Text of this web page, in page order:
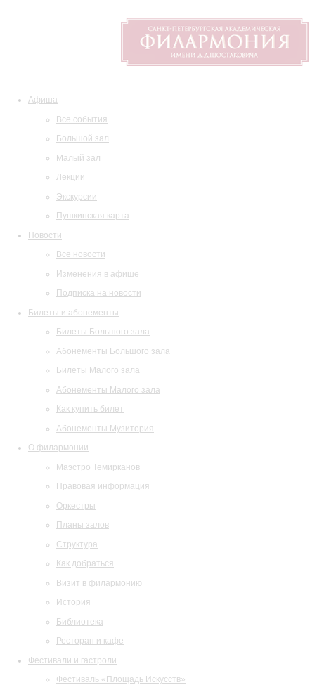
Афиша
Все события
Большой зал
Малый зал
Лекции
Экскурсии
Пушкинская карта
Новости
Все новости
Изменения в афише
Подписка на новости
Билеты и абонементы
Билеты Большого зала
Абонементы Большого зала
Билеты Малого зала
Абонементы Малого зала
Как купить билет
Абонементы Музитория
О филармонии
Маэстро Темирканов
Правовая информация
Оркестры
Планы залов
Структура
Как добраться
Визит в филармонию
История
Библиотека
Ресторан и кафе
Фестивали и гастроли
Фестиваль «Площадь Искусств»